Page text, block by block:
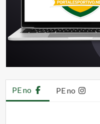
PE no PE no